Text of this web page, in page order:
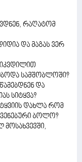
რაღატომ
და მაგას ვერ
სამშობლოში?
და
სიტყვა?
დახლა რომ
ბოლო?
მოსახვევში,